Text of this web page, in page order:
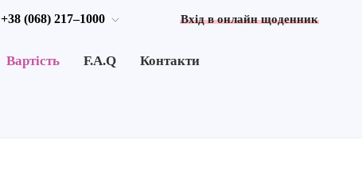
+38 (068) 217–1000 Вхід в онлайн щоденник
Вартість F.A.Q Контакти